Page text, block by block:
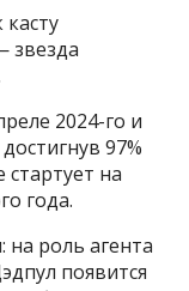
звезда
2024-го и
97%
на
года.
роль агента
появится